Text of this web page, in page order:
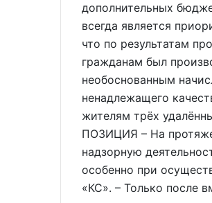
дополнительных
всегда является
что по результатам
гражданам был
необоснованным
ненадлежащего
жителям трёх
ПОЗИЦИЯ – На
надзорную
особенно при
«КС». – Только после